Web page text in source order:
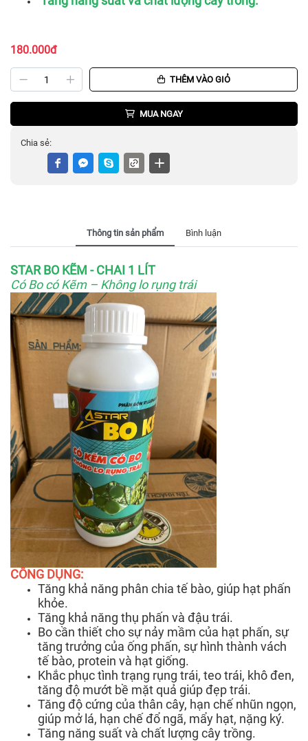
180.000đ
THÊM VÀO GIỎ
MUA NGAY
Chia sẻ:
Thông tin sản phẩm Bình luận
STAR BO KẼM - CHAI 1 LÍT
Có Bo có Kẽm – Không lo rụng trái
CÔNG DỤNG:
Tăng khả năng phân chia tế bào, giúp hạt phấn
khỏe.
Tăng khả năng thụ phấn và đậu trái.
Bo cần thiết cho sự nảy mầm của hạt phấn, sự
tăng trưởng của ống phấn, sự hình thành vách
tế bào, protein và hạt giống.
Khắc phục tình trạng rụng trái, teo trái, khô đen,
tăng độ mướt bề mặt quả giúp đẹp trái.
Tăng độ cứng của thân cây, hạn chế nhũn ngọn,
giúp mở lá, hạn chế đổ ngã, mẩy hạt, nặng ký.
Tăng năng suất và chất lượng cây trồng.